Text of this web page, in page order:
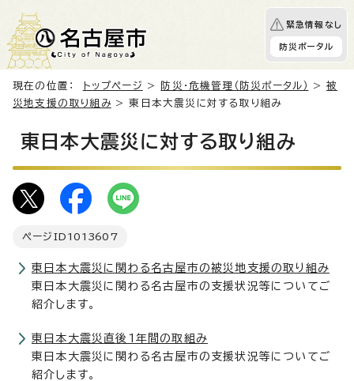
緊急情報なし
防災ポータル
現在の位置： トップページ > 防災・危機管理（防災ポータル） >被
災地支援の取り組み> 東日本大震災に対する取り組み
東日本大震災に対する取り組み
ページID 1013607
東日本大震災に関わる名古屋市の被災地支援の取り組み
東日本大震災に関わる名古屋市の支援状況等についてご
紹介します。
東日本大震災直後1年間の取組み
東日本大震災に関わる名古屋市の支援状況等についてご
紹介します。